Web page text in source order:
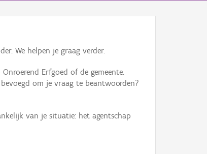
We helpen je graag verder.
Erfgoed of de gemeente.
om je vraag te beantwoorden?
van je situatie: het agentschap